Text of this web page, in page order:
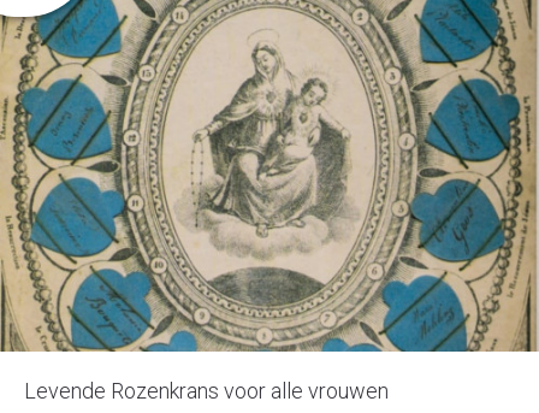
Levende Rozenkrans voor alle vrouwen